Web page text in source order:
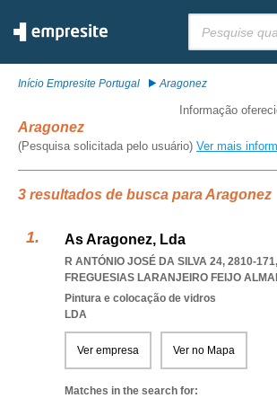
Início Empresite Portugal Aragonez
Informação
Aragonez
(Pesquisa solicitada pelo usuário) Ver mais
3 resultados de busca para Aragonez
As Aragonez, Lda
R ANTÓNIO JOSÉ DA SILVA 24, 2810-171,
FREGUESIAS LARANJEIRO FEIJO
Pintura e colocação de vidros
LDA
Ver empresa Ver no Mapa
Matches in the search for: